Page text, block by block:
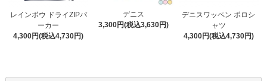
レインボウ ドライZIPパ
ーカー
4,300円(税込4,730円)
デニス
3,300円(税込3,630円)
デニスワッペン ポロシ
ャツ
4,300円(税込4,730円)